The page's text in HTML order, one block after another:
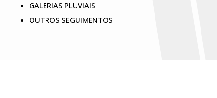
GALERIAS PLUVIAIS
OUTROS SEGUIMENTOS